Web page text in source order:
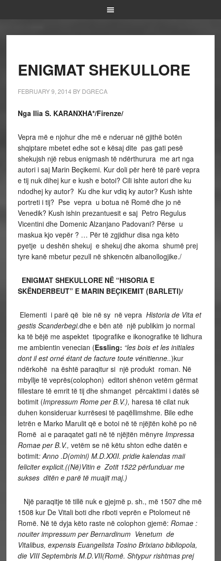
ENIGMAT SHEKULLORE
FEBRUARY 9, 2014 BY DGRECA
Nga Ilia S. KARANXHA*/Firenze/
Vepra më e njohur dhe më e nderuar në gjithë botën
shqiptare mbetet edhe sot e kësaj dite pas gati pesë
shekujsh një rebus enigmash të ndërthurura me art nga
autori i saj Marin Beçikemi. Kur doli për herë të parë vepra
e tij nuk dihej kur e kush e botoi? Cili ishte autori dhe ku
ndodhej ky autor? Ku dhe kur vdiq ky autor? Kush ishte
portreti i tij? Pse vepra u botua në Romë dhe jo në
Venedik? Kush ishin prezantuesit e saj Petro Regulus
Vicentini dhe Domenic Alzanjano Padovani? Përse u
maskua kjo vepër ? … Për të zgjidhur disa nga këto
pyetje u deshën shekuj e shekuj dhe akoma shumë prej
tyre kanë mbetur pezull në shkencën albanollogjike./
ENIGMAT SHEKULLORE NË “HISORIA E
SKËNDERBEUT” E MARIN BEÇIKEMIT (BARLETI)/
Elementi i parë që bie në sy në vepra Historia de Vita et
gestis Scanderbegi.dhe e bën atë një publikim jo normal
ka të bëjë me aspektet tipografike e ikonografike të lidhura
me ambientin venecian (Essling: “les bois et les initiales
dont il est orné étant de facture toute vénitienne..)kur
ndërkohë na është paraqitur si një produkt roman. Në
mbyllje të veprës(colophon) editori shënon vetëm gërmat
fillestare të emrit të tij dhe shmanget përcaktimi i datës së
botimit (Impressum Rome per B.V.), haresa të cilat nuk
duhen konsideruar kurrësesi të paqëllimshme. Bile edhe
letrën e Marko Marulit që e botoi në të njëjtën kohë po në
Romë ai e paraqatet gati në të njëjtën mënyre Impressa
Romae per B.V., vetëm se në këtu shton edhe datën e
botimit: Anno .D(omini) M.D.XXII. pridie kalendas maii
feliciter explicit.((Në)Vitin e Zotit 1522 përfunduar me
sukses ditën e parë të muajit maj.)
Një paraqitje të tillë nuk e gjejmë p. sh., më 1507 dhe më
1508 kur De Vitali boti dhe riboti veprën e Ptolomeut në
Romë. Në të dyja këto raste në colophon gjemë: Romae :
nouiter impressum per Bernardinum Venetum de
Vitalibus, expensis Euangelista Tosino Brixiano bibliopola,
die VIII Septembris M.D.VII(Romë. Shtypur rishtmas prej